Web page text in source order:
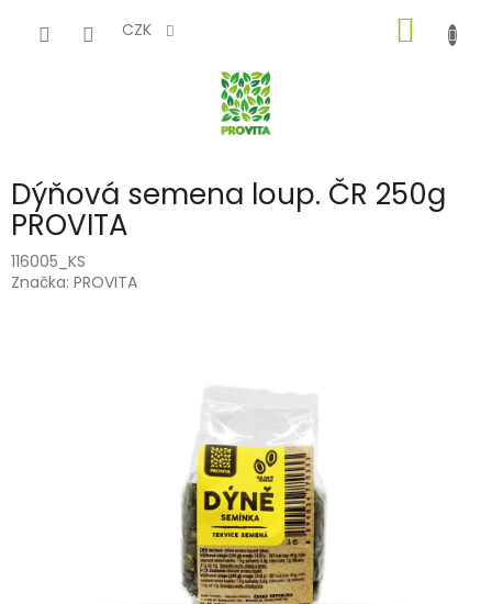
CZK
KOŠÍK
Dýňová semena loup. ČR 250g
PROVITA
116005_KS
Značka: PROVITA